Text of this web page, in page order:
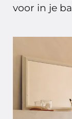
voor in je